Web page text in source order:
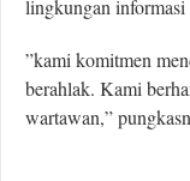
lingkungan informasi
”kami komitmen
berahlak. Kami
wartawan,”